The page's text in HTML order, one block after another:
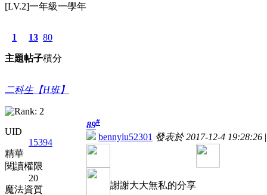
[LV.2]一年級一學年
1
主題
13
帖子
80
積分
二科生【H班】
UID
15394
精華
閱讀權限
20
魔法資質
89#
bennylu52301 發表於 2017-12-4 19:28:26 |
謝謝大大無私的分享